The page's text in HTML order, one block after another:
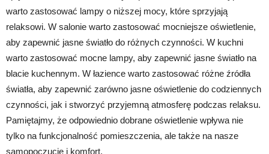
warto zastosować lampy o niższej mocy, które sprzyjają
relaksowi. W salonie warto zastosować mocniejsze oświetlenie,
aby zapewnić jasne światło do różnych czynności. W kuchni
warto zastosować mocne lampy, aby zapewnić jasne światło na
blacie kuchennym. W łazience warto zastosować różne źródła
światła, aby zapewnić zarówno jasne oświetlenie do codziennych
czynności, jak i stworzyć przyjemną atmosferę podczas relaksu.
Pamiętajmy, że odpowiednio dobrane oświetlenie wpływa nie
tylko na funkcjonalność pomieszczenia, ale także na nasze
samopoczucie i komfort.